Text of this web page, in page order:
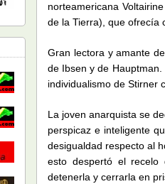
norteamericana
de la Tierra), que ofrecía
Gran lectora y amante
de Ibsen y de
individualismo de Stirner
La joven anarquista se
perspicaz e inteligente
desigualdad respecto al
esto despertó el recelo
detenerla y cerrarla en